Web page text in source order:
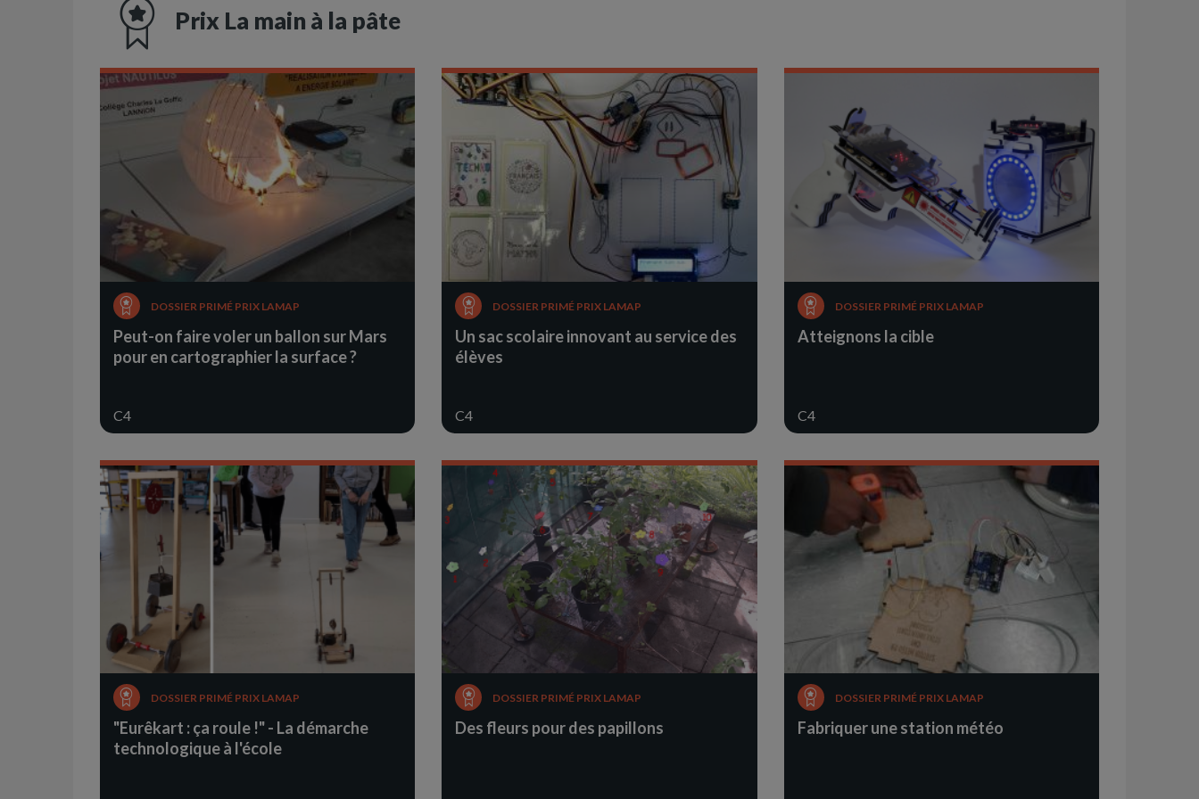
Prix La main à la pâte
DOSSIER PRIMÉ PRIX LAMAP
Peut-on faire voler un ballon sur Mars
pour en cartographier la surface ?
C4
DOSSIER PRIMÉ PRIX LAMAP
Un sac scolaire innovant au service des
élèves
C4
DOSSIER PRIMÉ PRIX LAMAP
Atteignons la cible
C4
DOSSIER PRIMÉ PRIX LAMAP
"Eurêkart : ça roule !" - La démarche
technologique à l'école
DOSSIER PRIMÉ PRIX LAMAP
Des fleurs pour des papillons
DOSSIER PRIMÉ PRIX LAMAP
Fabriquer une station météo